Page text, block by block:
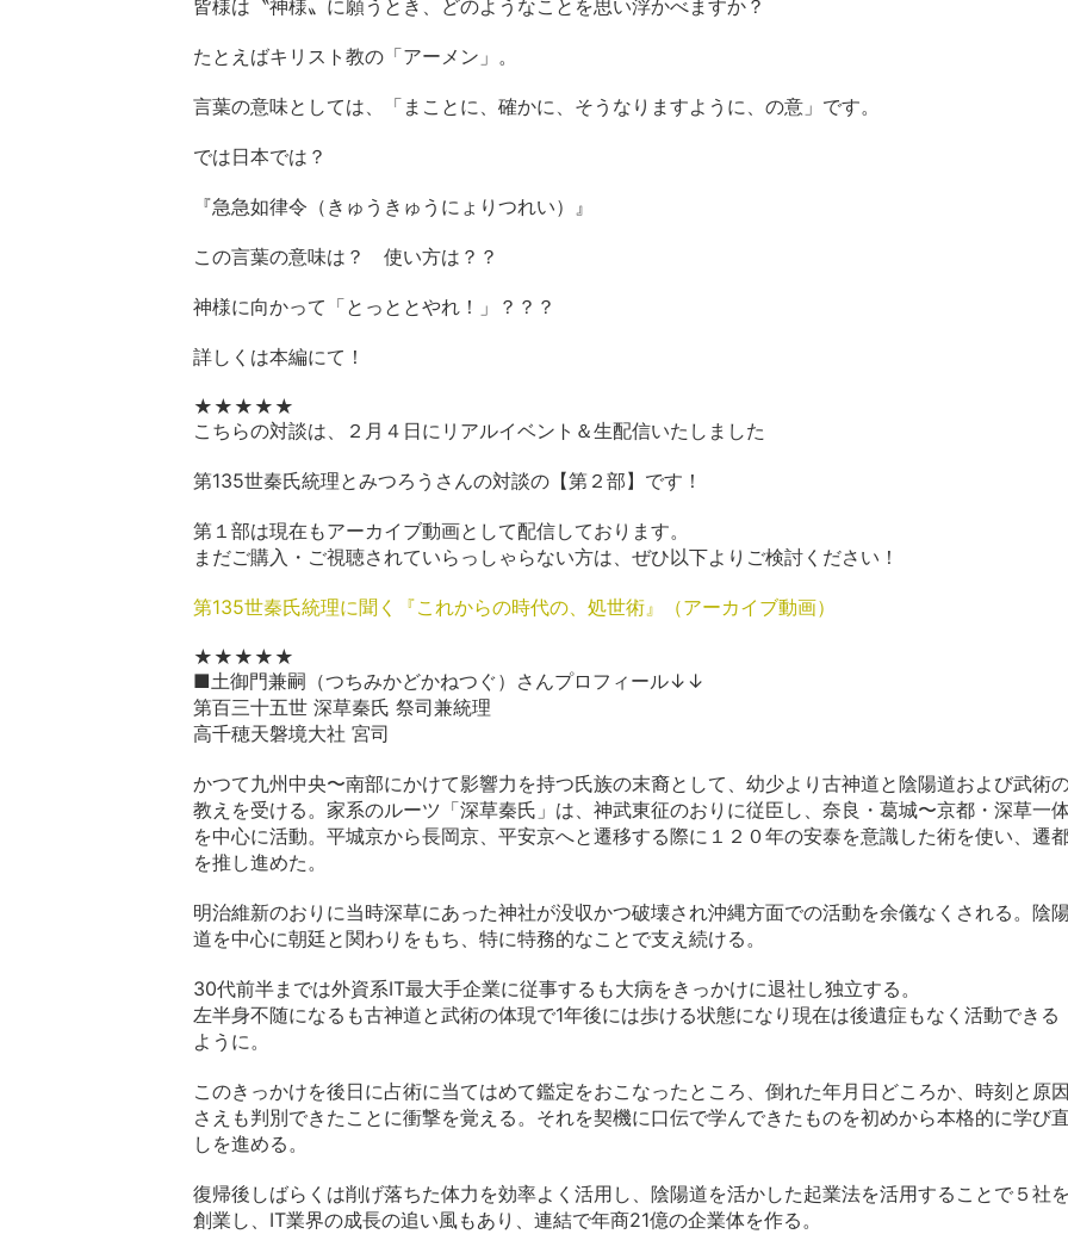
皆様は〝神様〟に願うとき、どのようなことを思い浮かべますか？
たとえばキリスト教の「アーメン」。
言葉の意味としては、「まことに、確かに、そうなりますように、の意」です。
では日本では？
『急急如律令（きゅうきゅうにょりつれい）』
この言葉の意味は？ 使い方は？？
神様に向かって「とっととやれ！」？？？
詳しくは本編にて！
★★★★★
こちらの対談は、２月４日にリアルイベント＆生配信いたしました
第135世秦氏統理とみつろうさんの対談の【第２部】です！
第１部は現在もアーカイブ動画として配信しております。
まだご購入・ご視聴されていらっしゃらない方は、ぜひ以下よりご検討ください！
第135世秦氏統理に聞く『これからの時代の、処世術』（アーカイブ動画）
★★★★★
■土御門兼嗣（つちみかどかねつぐ）さんプロフィール↓↓
第百三十五世 深草秦氏 祭司兼統理
高千穂天磐境大社 宮司
かつて九州中央〜南部にかけて影響力を持つ氏族の末裔として、幼少より古神道と陰陽道および武術
教えを受ける。家系のルーツ「深草秦氏」は、神武東征のおりに従臣し、奈良・葛城〜京都・深草一
を中心に活動。平城京から長岡京、平安京へと遷移する際に１２０年の安泰を意識した術を使い、遷
を推し進めた。
明治維新のおりに当時深草にあった神社が没収かつ破壊され沖縄方面での活動を余儀なくされる。陰
道を中心に朝廷と関わりをもち、特に特務的なことで支え続ける。
30代前半までは外資系IT最大手企業に従事するも大病をきっかけに退社し独立する。
左半身不随になるも古神道と武術の体現で1年後には歩ける状態になり現在は後遺症もなく活動できる
ように。
このきっかけを後日に占術に当てはめて鑑定をおこなったところ、倒れた年月日どころか、時刻と原因
さえも判別できたことに衝撃を覚える。それを契機に口伝で学んできたものを初めから本格的に学び直
しを進める。
復帰後しばらくは削げ落ちた体力を効率よく活用し、陰陽道を活かした起業法を活用することで５社を
創業し、IT業界の成長の追い風もあり、連結で年商21億の企業体を作る。